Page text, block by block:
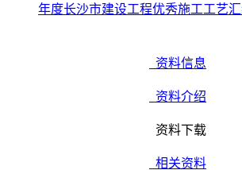
年度长沙市建设工程优秀施工工艺
资料信息
资料介绍
资料下载
相关资料